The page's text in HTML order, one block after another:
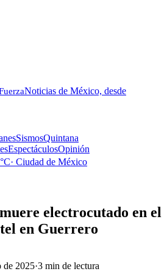
Noticias de México, desde
SismosQuintana
EspectáculosOpinión
°C· Ciudad de México
electrocutado en el
en Guerrero
de 2025·3 min de lectura